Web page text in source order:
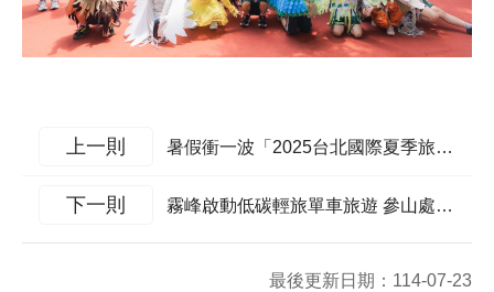
上一則 暑假衝一波「2025台北國際夏季旅展」參山館 玩到賺到 有機會免費搭台灣觀巴出遊
下一則 霧峰啟動低碳輕旅單車旅遊 參山處推集章抽萬元公路車
最後更新日期： 114-07-23